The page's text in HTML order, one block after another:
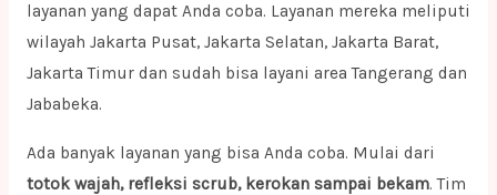
layanan yang dapat Anda coba. Layanan mereka meliputi
wilayah Jakarta Pusat, Jakarta Selatan, Jakarta Barat,
Jakarta Timur dan sudah bisa layani area Tangerang dan
Jababeka.
Ada banyak layanan yang bisa Anda coba. Mulai dari
totok wajah, refleksi scrub, kerokan sampai bekam. Tim